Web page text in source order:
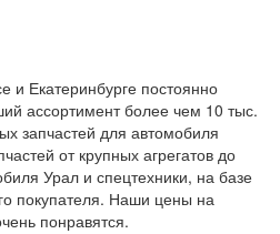
и Екатеринбурге постоянно
ассортимент более чем 10 тыс.
запчастей для автомобиля
от крупных агрегатов до
Урал и спецтехники, на базе
покупателя. Наши цены на
понравятся.